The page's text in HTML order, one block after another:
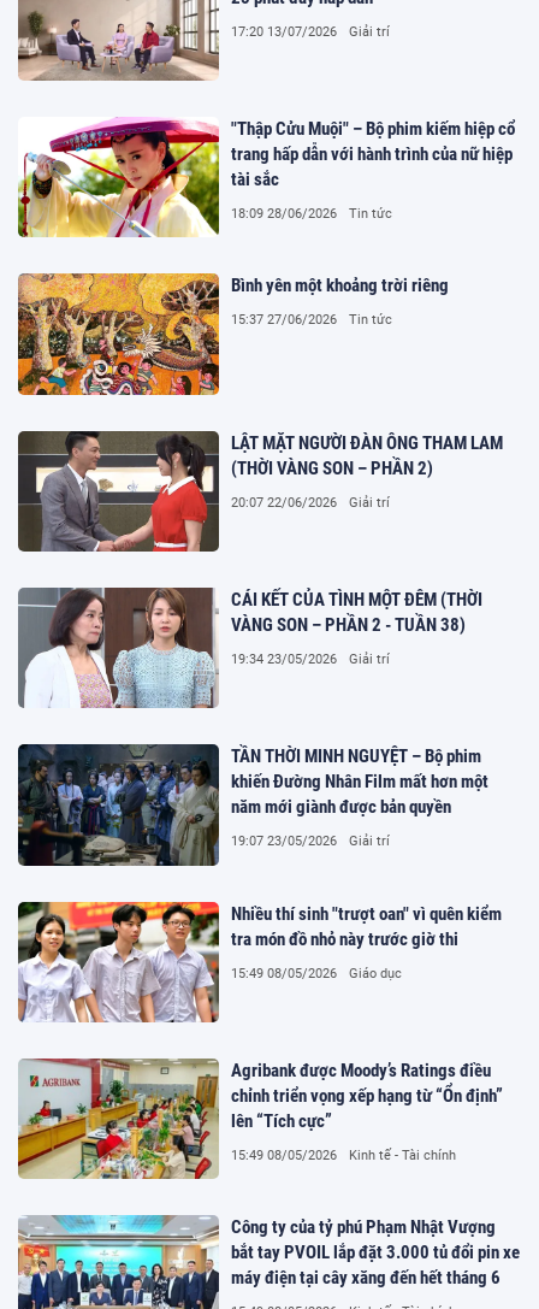
17:20 13/07/2026 Giải trí
"Thập Cửu Muội" – Bộ phim kiếm hiệp cổ
trang hấp dẫn với hành trình của nữ hiệp
tài sắc
18:09 28/06/2026 Tin tức
Bình yên một khoảng trời riêng
15:37 27/06/2026 Tin tức
LẬT MẶT NGƯỜI ĐÀN ÔNG THAM LAM
(THỜI VÀNG SON – PHẦN 2)
20:07 22/06/2026 Giải trí
CÁI KẾT CỦA TÌNH MỘT ĐÊM (THỜI
VÀNG SON – PHẦN 2 - TUẦN 38)
19:34 23/05/2026 Giải trí
TẦN THỜI MINH NGUYỆT – Bộ phim
khiến Đường Nhân Film mất hơn một
năm mới giành được bản quyền
19:07 23/05/2026 Giải trí
Nhiều thí sinh "trượt oan" vì quên kiểm
tra món đồ nhỏ này trước giờ thi
15:49 08/05/2026 Giáo dục
Agribank được Moody’s Ratings điều
chỉnh triển vọng xếp hạng từ “Ổn định”
lên “Tích cực”
15:49 08/05/2026 Kinh tế - Tài chính
Công ty của tỷ phú Phạm Nhật Vượng
bắt tay PVOIL lắp đặt 3.000 tủ đổi pin xe
máy điện tại cây xăng đến hết tháng 6